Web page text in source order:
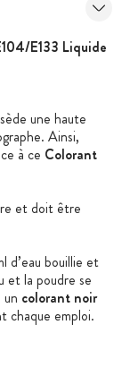
E133 Liquide
une haute
Ainsi,
à ce Colorant
et doit être
d’eau bouillie et
et la poudre se
colorant noir
chaque emploi.